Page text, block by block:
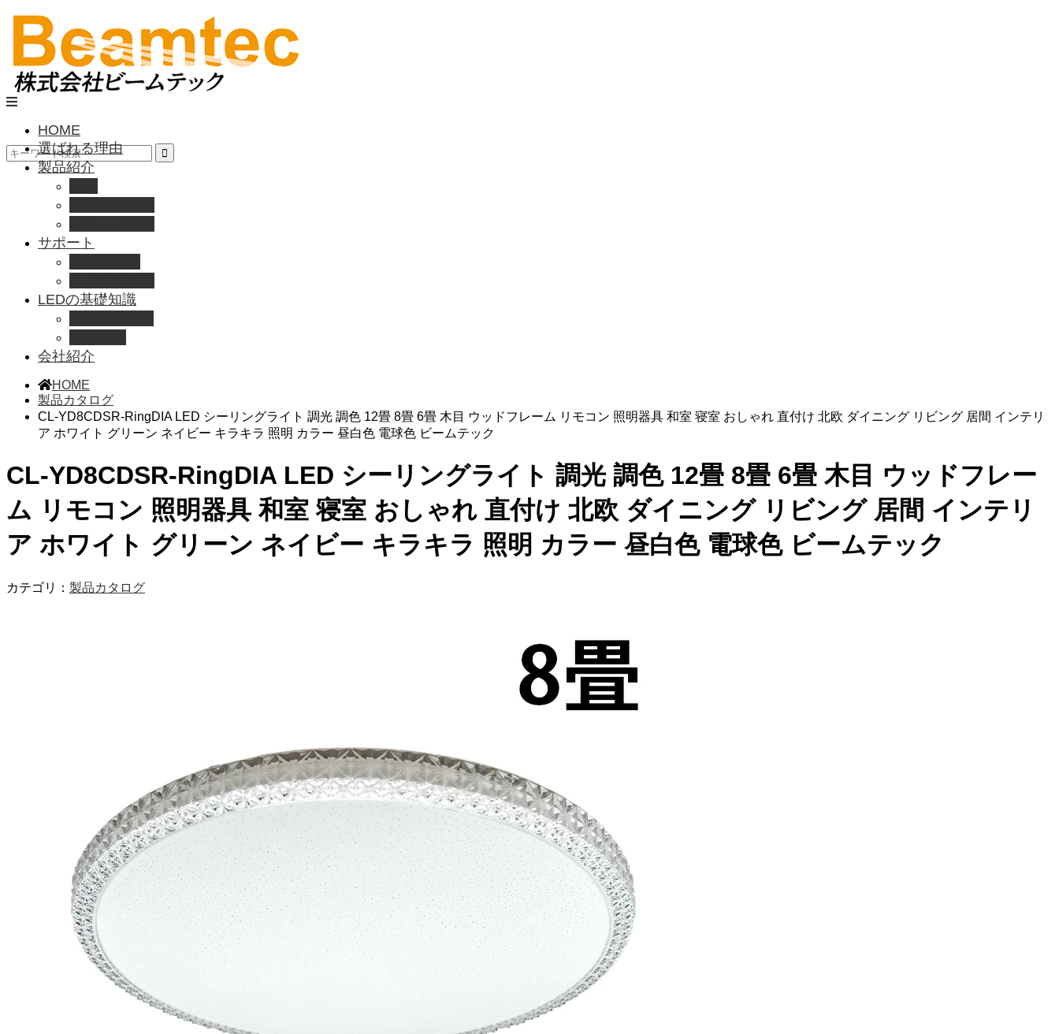
HOME
選ばれる理由
製品紹介
サポート
LEDの基礎知識
会社紹介
HOME
製品カタログ
CL-YD8CDSR-RingDIA LED シーリングライト 調光 調色 12畳 8畳 6畳 木目 ウッドフレーム リモコン 照明器具 和室 寝室 おしゃれ 直付け 北欧 ダイニング リビング 居間 インテリ
ア ホワイト グリーン ネイビー キラキラ 照明 カラー 昼白色 電球色 ビームテック
CL-YD8CDSR-RingDIA LED シーリングライト 調光 調色 12畳 8畳 6畳 木目 ウッドフレー
ム リモコン 照明器具 和室 寝室 おしゃれ 直付け 北欧 ダイニング リビング 居間 インテリ
ア ホワイト グリーン ネイビー キラキラ 照明 カラー 昼白色 電球色 ビームテック
カテゴリ： 製品カタログ